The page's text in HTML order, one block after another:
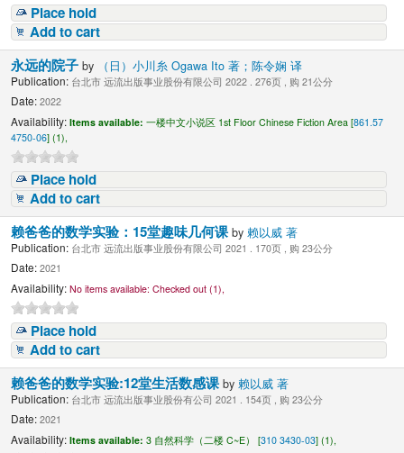
Place hold
Add to cart
永远的院子by （日）小川糸 Ogawa Ito 著；陈令娴 译
Publication: 台北市 远流出版事业股份有限公司 2022 . 276页 , 购 21公分
Date: 2022
Availability: Items available: 一楼中文小说区 1st Floor Chinese Fiction Area [861.57
4750-06] (1),
Place hold
Add to cart
赖爸爸的数学实验：15堂趣味几何课by赖以威 著
Publication: 台北市 远流出版事业股份有限公司 2021 . 170页 , 购 23公分
Date: 2021
Availability: No items available: Checked out (1),
Place hold
Add to cart
赖爸爸的数学实验:12堂生活数感课by赖以威 著
Publication: 台北市 远流出版事业股份有公司 2021 . 154页 , 购 23公分
Date: 2021
Availability: Items available: 3 自然科学（二楼 C~E） [310 3430-03] (1),